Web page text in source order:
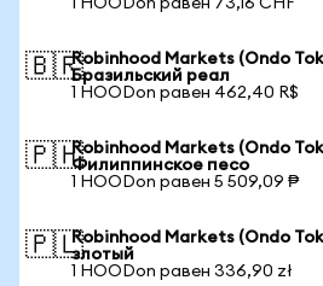
1 HOODon равен 73,16 CHF
🇧🇷Robinhood Markets (Ondo
Бразильский реал
1 HOODon равен 462,40 R$
🇵🇭Robinhood Markets (Ondo
Филиппинское песо
1 HOODon равен 5 509,09 ₱
🇵🇱Robinhood Markets (Ondo
злотый
1 HOODon равен 336,90 zł